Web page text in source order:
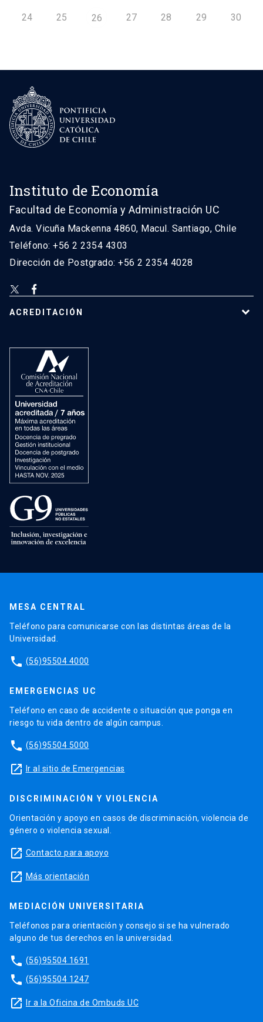
24 25 26 27 28 29 30
Instituto de Economía
Facultad de Economía y Administración UC
Avda. Vicuña Mackenna 4860, Macul. Santiago, Chile
Teléfono: +56 2 2354 4303
Dirección de Postgrado: +56 2 2354 4028
ACREDITACIÓN
MESA CENTRAL
Teléfono para comunicarse con las distintas áreas de la
Universidad.
phone (56)95504 4000
EMERGENCIAS UC
Teléfono en caso de accidente o situación que ponga en
riesgo tu vida dentro de algún campus.
phone (56)95504 5000
launch Ir al sitio de Emergencias
DISCRIMINACIÓN Y VIOLENCIA
Orientación y apoyo en casos de discriminación, violencia de
género o violencia sexual.
launch Contacto para apoyo
launch Más orientación
MEDIACIÓN UNIVERSITARIA
Teléfonos para orientación y consejo si se ha vulnerado
alguno de tus derechos en la universidad.
phone (56)95504 1691
phone (56)95504 1247
launch Ir a la Oficina de Ombuds UC